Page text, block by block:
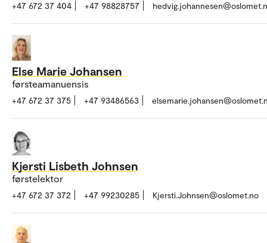
+47 672 37 404 +47 98828757
Else Marie Johansen
førsteamanuensis
+47 672 37 375 +47 93486563
Kjersti Lisbeth Johnsen
førstelektor
+47 672 37 372 +47 99230285 Kjersti.Johnsen@oslomet.no